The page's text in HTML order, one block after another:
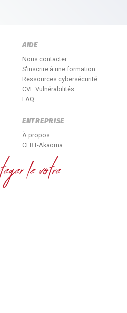
AIDE
Nous contacter
S'inscrire à une formation
Ressources cybersécurité
CVE Vulnérabilités
FAQ
ENTREPRISE
À propos
CERT-Akaoma